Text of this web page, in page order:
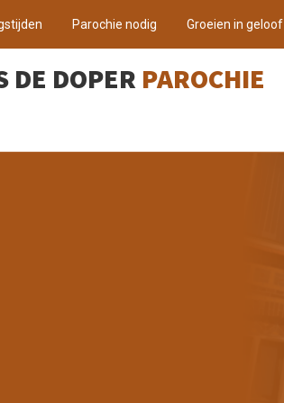
Parochie nodig Groeien in geloof
DE DOPER PAROCHIE